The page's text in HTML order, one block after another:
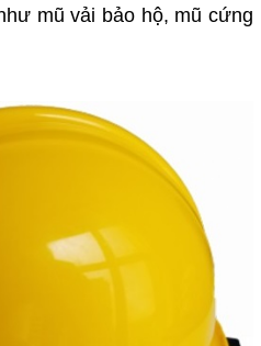
mũ vải bảo hộ, mũ cứng